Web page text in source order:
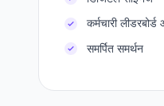
कर्मचारी
समर्पित समर्थन